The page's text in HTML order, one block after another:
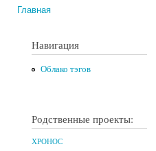
Главная
Навигация
Облако тэгов
Родственные проекты:
ХРОНОС